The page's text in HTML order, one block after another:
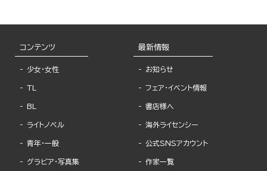
コンテンツ
少女・女性
TL
BL
ライトノベル
青年・一般
グラビア・写真集
最新情報
お知らせ
フェア・イベント情報
書店様へ
海外ライセンシー
公式SNSアカウント
作家一覧